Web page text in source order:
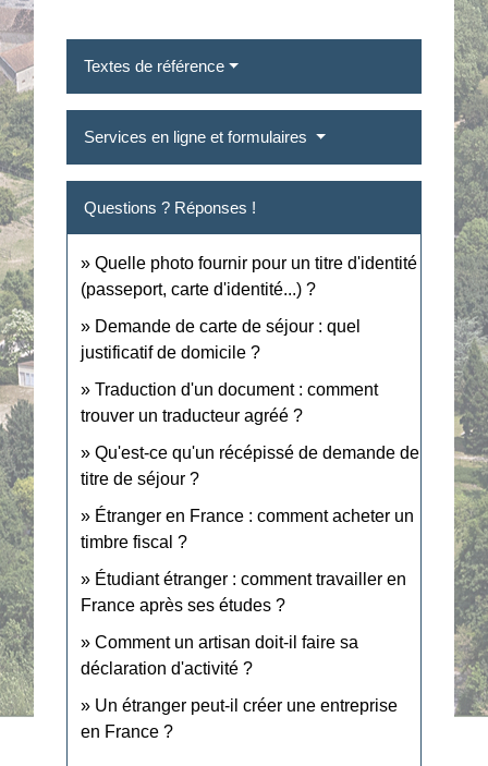
Textes de référence
Services en ligne et formulaires
Questions ? Réponses !
Quelle photo fournir pour un titre d'identité
(passeport, carte d'identité...) ?
Demande de carte de séjour : quel
justificatif de domicile ?
Traduction d'un document : comment
trouver un traducteur agréé ?
Qu'est-ce qu'un récépissé de demande de
titre de séjour ?
Étranger en France : comment acheter un
timbre fiscal ?
Étudiant étranger : comment travailler en
France après ses études ?
Comment un artisan doit-il faire sa
déclaration d'activité ?
Un étranger peut-il créer une entreprise
en France ?